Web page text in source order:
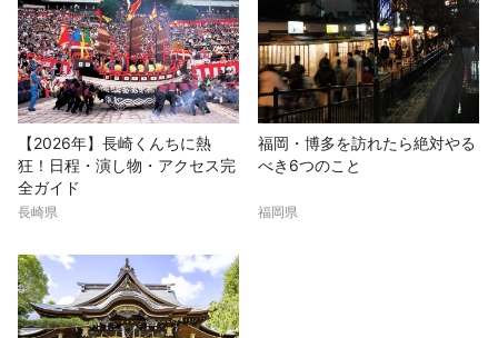
【2026年】長崎くんちに熱
狂！日程・演し物・アクセス完
全ガイド
長崎県
福岡・博多を訪れたら絶対やる
べき6つのこと
福岡県